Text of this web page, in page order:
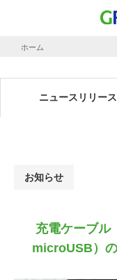
ホーム
ニュースリリース
お知らせ
充電ケーブル
microUSB）